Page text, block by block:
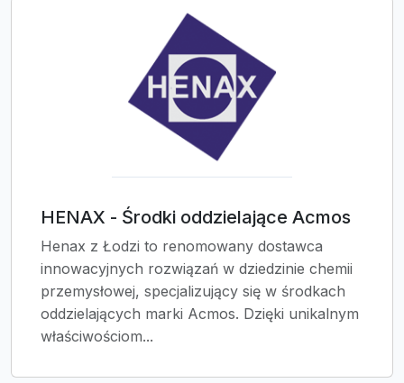
HENAX - Środki oddzielające Acmos
Henax z Łodzi to renomowany dostawca
innowacyjnych rozwiązań w dziedzinie chemii
przemysłowej, specjalizujący się w środkach
oddzielających marki Acmos. Dzięki unikalnym
właściwościom...